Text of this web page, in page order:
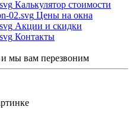
Калькулятор стоимости
Цены на окна
Акции и скидки
Контакты
и мы вам перезвоним